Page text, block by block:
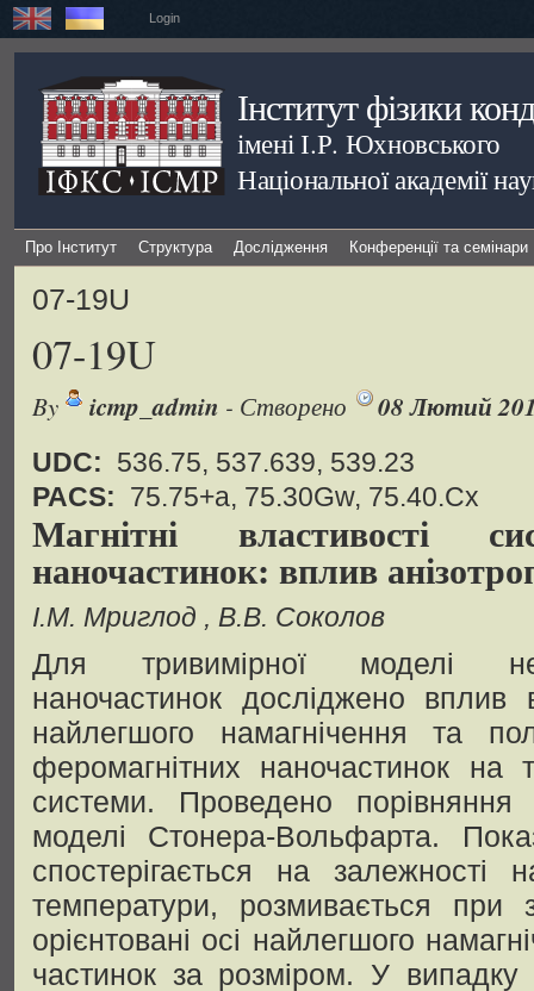
Login
Інститут фізики
імені І.Р. Юхновського
Національної академії
Про Інститут Структура Дослідження Конференції та семінари
07-19U
07-19U
By icmp_admin - Створено 08 Лютий
UDC: 536.75, 537.639, 539.23
PACS: 75.75+a, 75.30Gw, 75.40.Cx
Магнітні властивості
наночастинок: вплив
I.M. Мриглод В.В. Соколов
Для тривимірної моделі
наночастинок досліджено вплив
найлегшого намагнічення та
феромагнітних наночастинок на
системи. Проведено порівняння
моделі Стонера-Вольфарта.
спостерігається на залежності
температури, розмивається при
орієнтовані осі найлегшого
частинок за розміром. У випадку